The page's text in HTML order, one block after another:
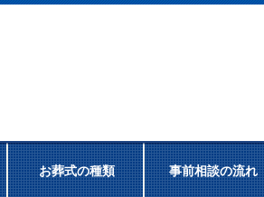
お葬式の種類 事前相談の流れ